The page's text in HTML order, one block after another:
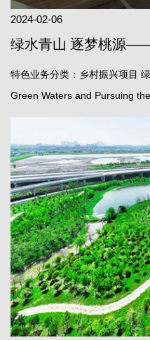
2024-02-06
绿水青山 逐梦桃源
特色业务分类：乡村振兴项目
Green Waters and Pursuing